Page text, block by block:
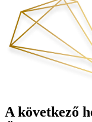
A következő